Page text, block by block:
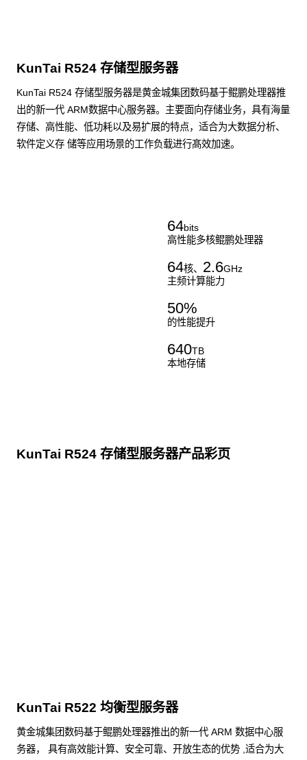
KunTai R524 存储型服务器
KunTai R524 存储型服务器是黄金城集团数码基于鲲鹏处理器推
出的新一代 ARM数据中心服务器。主要面向存储业务，具有海量
存储、高性能、低功耗以及易扩展的特点，适合为大数据分析、
软件定义存 储等应用场景的工作负载进行髙效加速。
64bits
高性能多核鲲鹏处理器
64核、 2.6GHz
主频计算能力
50%
的性能提升
640TB
本地存储
KunTai R524 存储型服务器产品彩页
KunTai R522 均衡型服务器
黄金城集团数码基于鲲鹏处理器推出的新一代 ARM 数据中心服
务器， 具有高效能计算、安全可靠、开放生态的优势 ,适合为大